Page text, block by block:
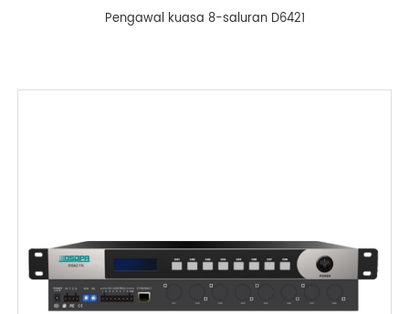
Pengawal kuasa 8-saluran D6421